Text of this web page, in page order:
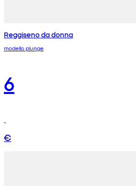
Reggiseno da donna
modello plunge
6
€